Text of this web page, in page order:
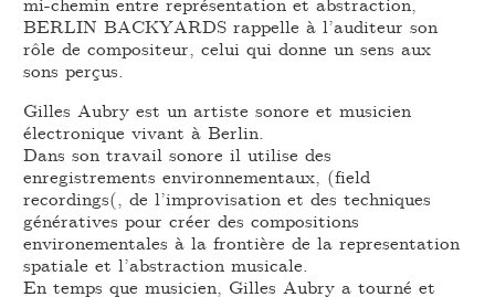
BERLIN BACKYARDS rappelle à l’auditeur son
rôle de compositeur, celui qui donne un sens aux
sons perçus.
Gilles Aubry est un artiste sonore et musicien
électronique vivant à Berlin.
Dans son travail sonore il utilise des
enregistrements environnementaux, (field
recordings(, de l’improvisation et des techniques
génératives pour créer des compositions
environementales à la frontière de la representation
spatiale et l’abstraction musicale.
En temps que musicien, Gilles Aubry a tourné et